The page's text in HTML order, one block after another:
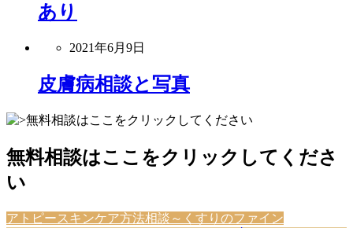
あり
2021年6月9日
皮膚病相談と写真
無料相談はここをクリックしてくださ
い
アトピースキンケア方法相談～くすりのファイン